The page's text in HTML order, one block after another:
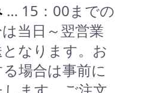
… 15：00までの
当日～翌営業
なります。お
場合は事前に